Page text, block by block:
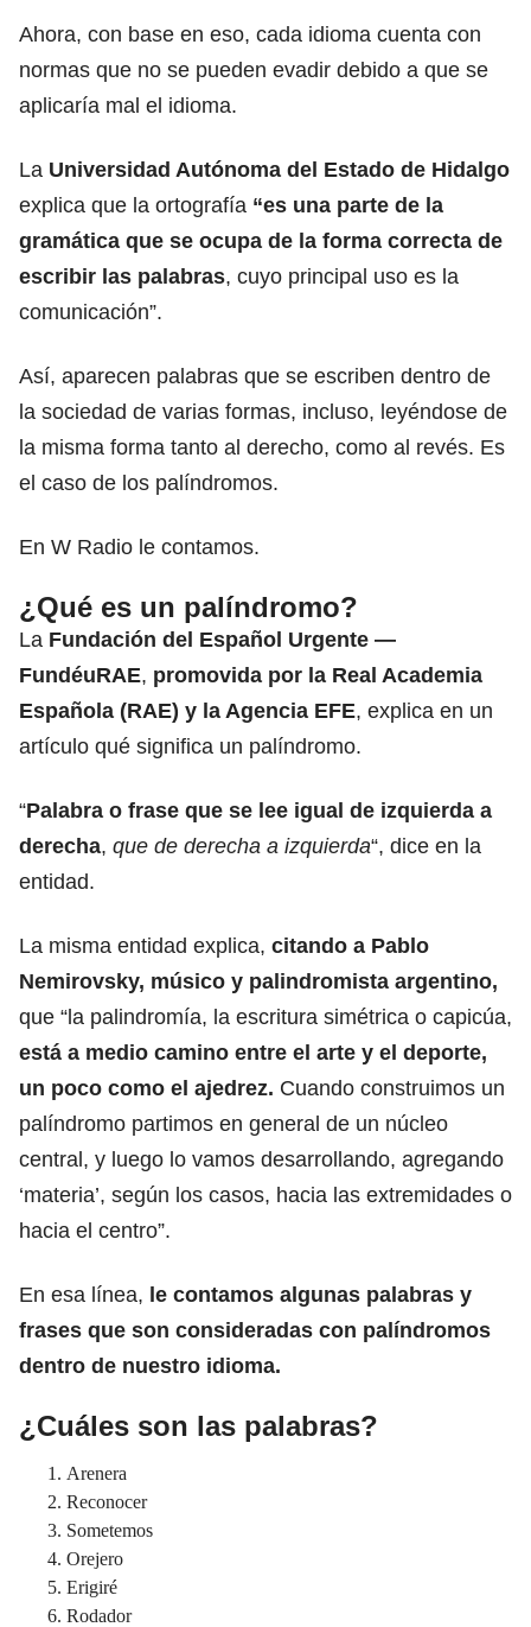
Ahora, con base en eso, cada idioma cuenta con
normas que no se pueden evadir debido a que se
aplicaría mal el idioma.
La Universidad Autónoma del Estado de Hidalgo
explica que la ortografía “es una parte de la
gramática que se ocupa de la forma correcta de
escribir las palabras, cuyo principal uso es la
comunicación”.
Así, aparecen palabras que se escriben dentro de
la sociedad de varias formas, incluso, leyéndose de
la misma forma tanto al derecho, como al revés. Es
el caso de los palíndromos.
En W Radio le contamos.
¿Qué es un palíndromo?
La Fundación del Español Urgente —
FundéuRAE, promovida por la Real Academia
Española (RAE) y la Agencia EFE, explica en un
artículo qué significa un palíndromo.
“Palabra o frase que se lee igual de izquierda a
derecha, que de derecha a izquierda“, dice en la
entidad.
La misma entidad explica, citando a Pablo
Nemirovsky, músico y palindromista argentino,
que “la palindromía, la escritura simétrica o capicúa,
está a medio camino entre el arte y el deporte,
un poco como el ajedrez. Cuando construimos un
palíndromo partimos en general de un núcleo
central, y luego lo vamos desarrollando, agregando
‘materia’, según los casos, hacia las extremidades o
hacia el centro”.
En esa línea, le contamos algunas palabras y
frases que son consideradas con palíndromos
dentro de nuestro idioma.
¿Cuáles son las palabras?
Arenera
Reconocer
Sometemos
Orejero
Erigiré
Rodador